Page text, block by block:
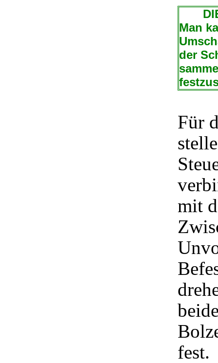
DIE
Man
der
Für
mit
fest.